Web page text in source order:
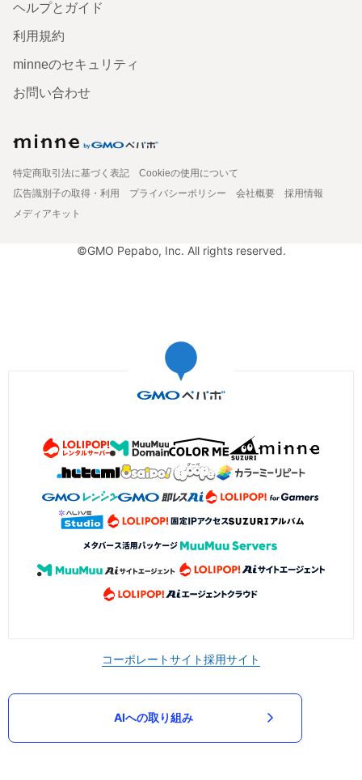
ヘルプとガイド
利用規約
minneのセキュリティ
お問い合わせ
特定商取引法に基づく表記
Cookieの使用について
広告識別子の取得・利用
プライバシーポリシー 会社概要
採用情報
メディアキット
©GMO Pepabo, Inc. All rights reserved.
コーポレートサイト採用サイト
AIへの取り組み